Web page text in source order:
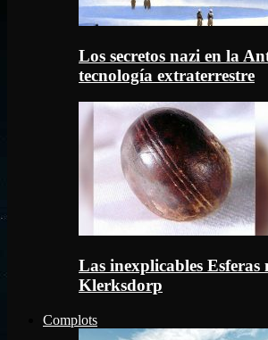
Los secretos nazi en la
tecnología extraterrestre
Las inexplicables Esferas
Klerksdorp
Complots